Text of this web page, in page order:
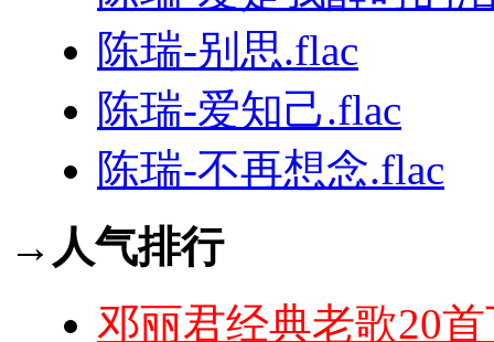
陈瑞-别思.flac
陈瑞-爱知己.flac
陈瑞-不再想念.flac
→人气排行
邓丽君经典老歌20